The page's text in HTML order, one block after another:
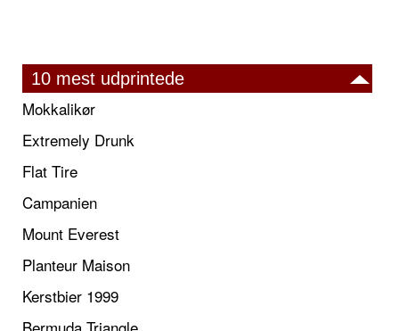
10 mest udprintede
Mokkalikør
Extremely Drunk
Flat Tire
Campanien
Mount Everest
Planteur Maison
Kerstbier 1999